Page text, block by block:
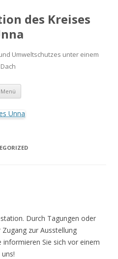
des Kreises
Umweltschutzes unter einem
Dach
Menü Zum
springen
Durch Tagungen oder
zur Ausstellung
Sie sich vor einem